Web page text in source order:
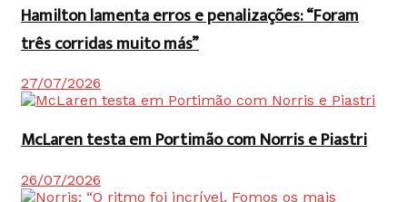
Hamilton lamenta erros e penalizações: “Foram
três corridas muito más”
27/07/2026
McLaren testa em Portimão com Norris e Piastri
26/07/2026